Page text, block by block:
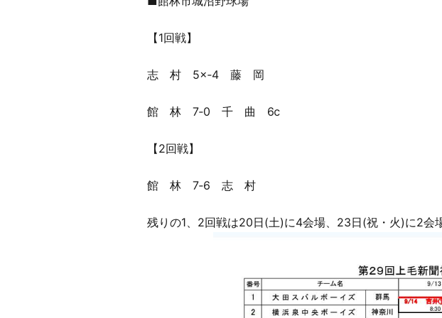
【1回戦】
志 村 5×‐4 藤 岡
館 林 7‐0 千 曲 6ⅽ
【2回戦】
館 林 7‐6 志 村
残りの1、2回戦は20日(土)に4会場、23日(祝・火)に2会